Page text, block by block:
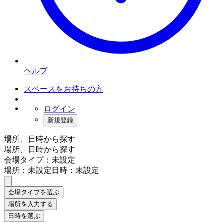
ヘルプ
スペースをお持ちの方
ログイン
新規登録
場所、日時から探す
場所、日時から探す
会場タイプ：未設定
場所：未設定日時：未設定
会場タイプを選ぶ
場所を入力する
日時を選ぶ